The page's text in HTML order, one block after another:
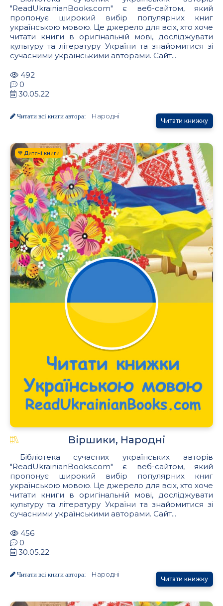
"ReadUkrainianBooks.com" є веб-сайтом, який
пропонує широкий вибір популярних книг
українською мовою. Це джерело для всіх, хто хоче
читати книги в оригінальній мові, досліджувати
культуру та літературу України та знайомитися зі
сучасними українськими авторами. Сайт...
492
0
30.05.22
Читати всі книги автора: Народні
Читати книжку
💙 Дитячі книги
Віршики, Народні
Бібліотека сучасних українських авторів
"ReadUkrainianBooks.com" є веб-сайтом, який
пропонує широкий вибір популярних книг
українською мовою. Це джерело для всіх, хто хоче
читати книги в оригінальній мові, досліджувати
культуру та літературу України та знайомитися зі
сучасними українськими авторами. Сайт...
456
0
30.05.22
Читати всі книги автора: Народні
Читати книжку